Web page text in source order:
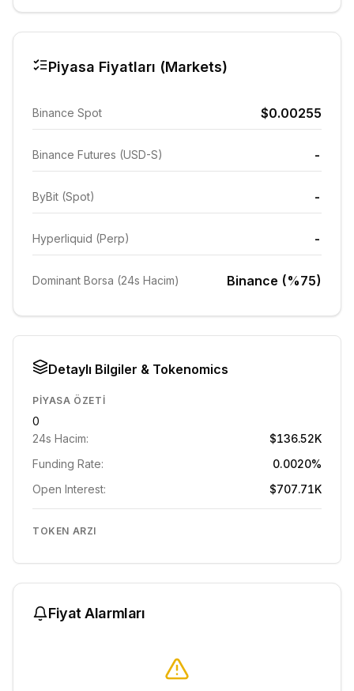
Piyasa Fiyatları (Markets)
Binance Spot $0.00255
Binance Futures (USD-S) -
ByBit (Spot) -
Hyperliquid (Perp) -
Dominant Borsa (24s Hacim) Binance (%75)
Detaylı Bilgiler & Tokenomics
PIYASA ÖZETI
0
24s Hacim:
$136.52K
Funding Rate:
0.0020%
Open Interest:
$707.71K
TOKEN ARZI
Fiyat Alarmları